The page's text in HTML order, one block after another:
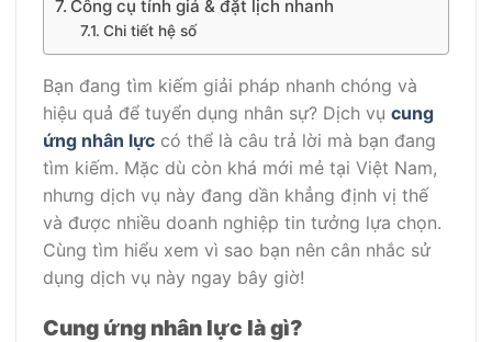
Công cụ tính giá & đặt lịch nhanh
Chi tiết hệ số
Bạn đang tìm kiếm giải pháp nhanh chóng và
hiệu quả để tuyển dụng nhân sự? Dịch vụ cung
ứng nhân lực có thể là câu trả lời mà bạn đang
tìm kiếm. Mặc dù còn khá mới mẻ tại Việt Nam,
nhưng dịch vụ này đang dần khẳng định vị thế
và được nhiều doanh nghiệp tin tưởng lựa chọn.
Cùng tìm hiểu xem vì sao bạn nên cân nhắc sử
dụng dịch vụ này ngay bây giờ!
Cung ứng nhân lực là gì?